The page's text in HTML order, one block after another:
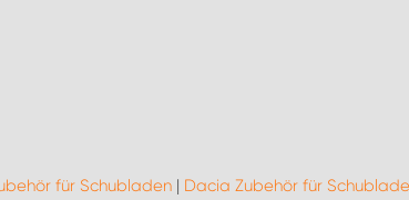
für Schubladen| Dacia Zubehör für